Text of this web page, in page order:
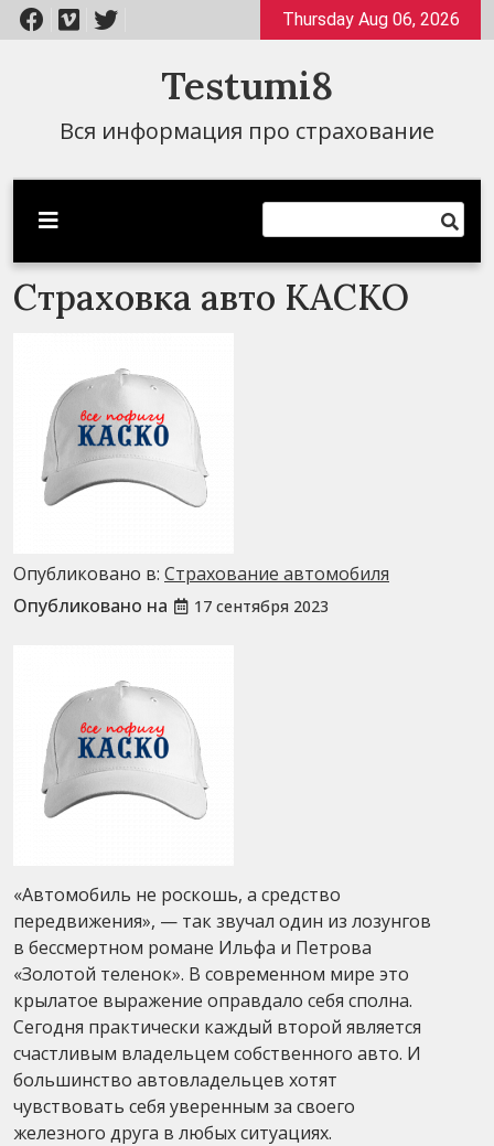
Перейти
к
Thursday Aug 06, 2026
Testumi8
Вся информация про страхование
Страховка авто КАСКО
Опубликовано в: Страхование автомобиля
Опубликовано на
17 сентября 2023
«Автомобиль не роскошь, а средство
передвижения», — так звучал один из лозунгов
в бессмертном романе Ильфа и Петрова
«Золотой теленок». В современном мире это
крылатое выражение оправдало себя сполна.
Сегодня практически каждый второй является
счастливым владельцем собственного авто. И
большинство автовладельцев хотят
чувствовать себя уверенным за своего
железного друга в любых ситуациях.